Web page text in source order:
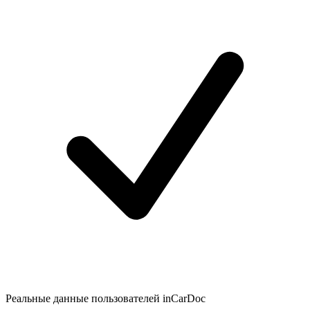
Реальные данные пользователей inCarDoc